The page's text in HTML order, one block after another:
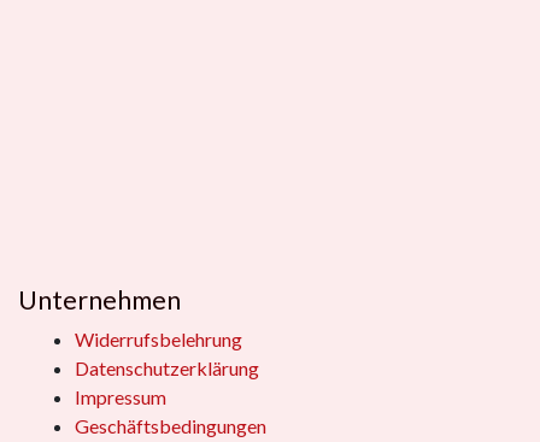
Unternehmen
Widerrufsbelehrung
Datenschutzerklärung
Impressum
Geschäftsbedingungen